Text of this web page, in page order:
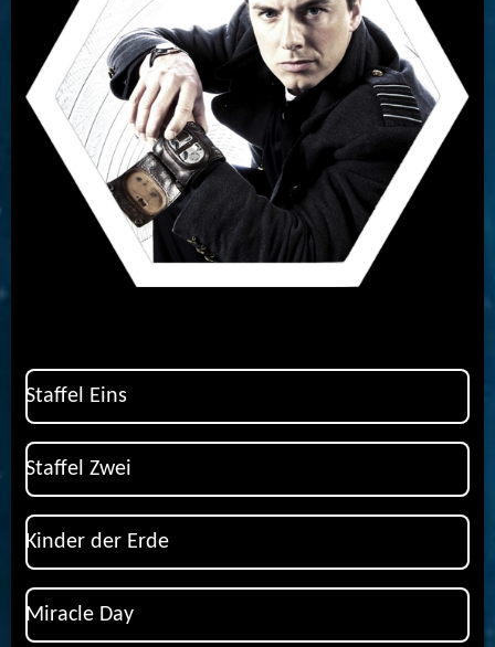
Staffel Eins
Staffel Zwei
Kinder der Erde
Miracle Day